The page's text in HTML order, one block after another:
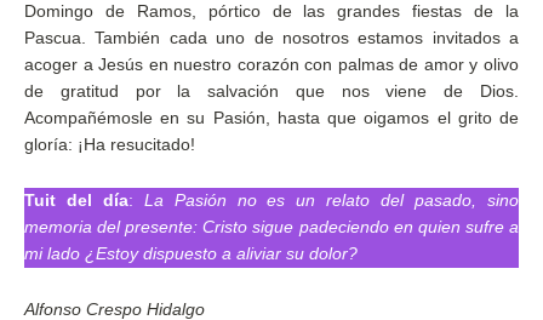
Domingo de Ramos, pórtico de las grandes fiestas de la
Pascua. También cada uno de nosotros estamos invitados a
acoger a Jesús en nuestro corazón con palmas de amor y olivo
de gratitud por la salvación que nos viene de Dios.
Acompañémosle en su Pasión, hasta que oigamos el grito de
gloría: ¡Ha resucitado!
Tuit del día: La Pasión no es un relato del pasado, sino
memoria del presente: Cristo sigue padeciendo en quien sufre a
mi lado ¿Estoy dispuesto a aliviar su dolor?
Alfonso Crespo Hidalgo